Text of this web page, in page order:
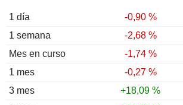
1 día
-0,90 %
1 semana
-2,68 %
Mes en curso
-1,74 %
1 mes
-0,27 %
3 mes
+18,09 %